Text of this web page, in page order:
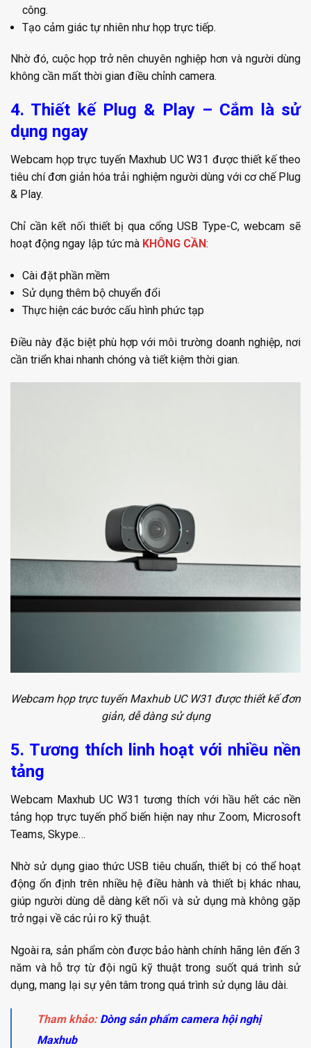
công.
Tạo cảm giác tự nhiên như họp trực tiếp.
Nhờ đó, cuộc họp trở nên chuyên nghiệp hơn và người dùng
không cần mất thời gian điều chỉnh camera.
4. Thiết kế Plug & Play – Cắm là sử
dụng ngay
Webcam họp trực tuyến Maxhub UC W31 được thiết kế theo
tiêu chí đơn giản hóa trải nghiệm người dùng với cơ chế Plug
& Play.
Chỉ cần kết nối thiết bị qua cổng USB Type-C, webcam sẽ
hoạt động ngay lập tức mà KHÔNG CẦN:
Cài đặt phần mềm
Sử dụng thêm bộ chuyển đổi
Thực hiện các bước cấu hình phức tạp
Điều này đặc biệt phù hợp với môi trường doanh nghiệp, nơi
cần triển khai nhanh chóng và tiết kiệm thời gian.
Webcam họp trực tuyến Maxhub UC W31 được thiết kế đơn
giản, dễ dàng sử dụng
5. Tương thích linh hoạt với nhiều nền
tảng
Webcam Maxhub UC W31 tương thích với hầu hết các nền
tảng họp trực tuyến phổ biến hiện nay như Zoom, Microsoft
Teams, Skype…
Nhờ sử dụng giao thức USB tiêu chuẩn, thiết bị có thể hoạt
động ổn định trên nhiều hệ điều hành và thiết bị khác nhau,
giúp người dùng dễ dàng kết nối và sử dụng mà không gặp
trở ngại về các rủi ro kỹ thuật.
Ngoài ra, sản phẩm còn được bảo hành chính hãng lên đến 3
năm và hỗ trợ từ đội ngũ kỹ thuật trong suốt quá trình sử
dụng, mang lại sự yên tâm trong quá trình sử dụng lâu dài.
Tham khảo: Dòng sản phẩm camera hội nghị
Maxhub